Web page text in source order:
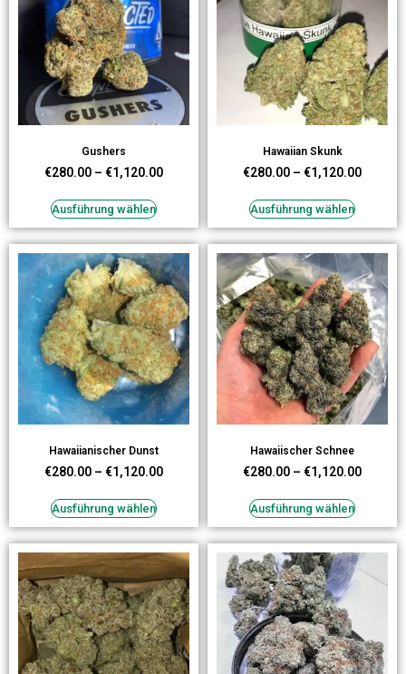
Gushers
€280.00 – €1,120.00
Ausführung wählen
Hawaiian Skunk
€280.00 – €1,120.00
Ausführung wählen
Hawaiianischer Dunst
€280.00 – €1,120.00
Ausführung wählen
Hawaiischer Schnee
€280.00 – €1,120.00
Ausführung wählen